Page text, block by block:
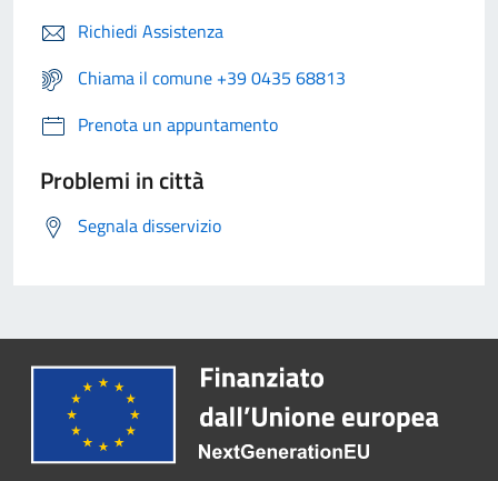
Richiedi Assistenza
Chiama il comune +39 0435 68813
Prenota un appuntamento
Problemi in città
Segnala disservizio